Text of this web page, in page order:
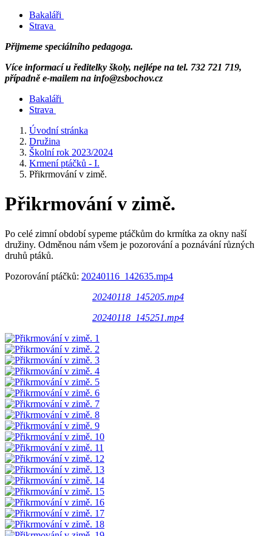
Bakaláři
Strava
Přijmeme speciálního pedagoga.
Více informací u ředitelky školy, nejlépe na tel. 732 721 719,
případně e-mailem na info@zsbochov.cz
Bakaláři
Strava
Úvodní stránka
Družina
Školní rok 2023/2024
Krmení ptáčků - I.
Přikrmování v zimě.
Přikrmování v zimě.
Po celé zimní období sypeme ptáčkům do krmítka za okny naší
družiny. Odměnou nám všem je pozorování a poznávání různých
druhů ptáků.
Pozorování ptáčků: 20240116_142635.mp4
20240118_145205.mp4
20240118_145251.mp4